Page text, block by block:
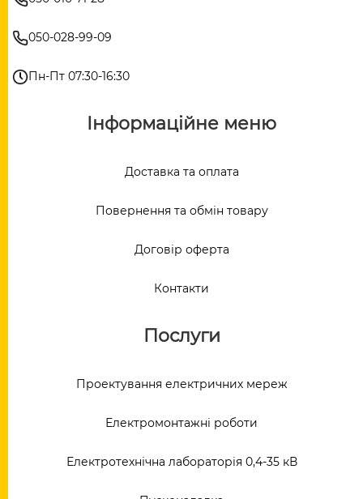
050-028-99-09
Пн-Пт 07:30-16:30
Інформаційне меню
Доставка та оплата
Повернення та обмін товару
Договір оферта
Контакти
Послуги
Проектування електричних мереж
Електромонтажні роботи
Електротехнічна лабораторія 0,4-35 кВ